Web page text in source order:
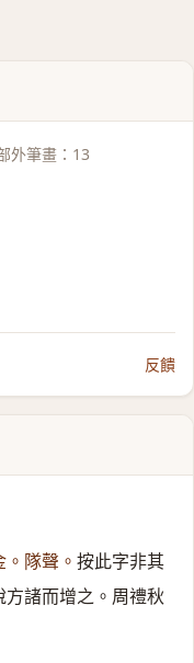
外筆畫：13
反饋
隊聲。 按此字非其
諸而增之。周禮秋